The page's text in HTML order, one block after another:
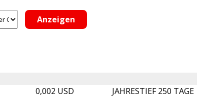
0,002 USD JAHRESTIEF 250 TAGE